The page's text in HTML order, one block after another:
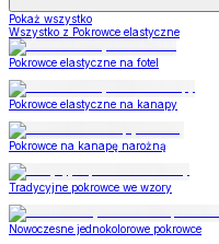
Pokaż wszystko
Wszystko z Pokrowce elastyczne
Pokrowce elastyczne na fotel
Pokrowce elastyczne na kanapy
Pokrowce na kanapę narożną
Tradycyjne pokrowce we wzory
Nowoczesne jednokolorowe pokrowce